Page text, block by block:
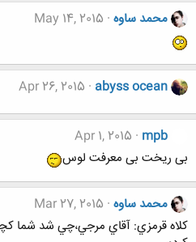
محمد ساوه May 14, 2015
abyss ocean
Apr 26, 2015
mpb
Apr 1, 2015
بی ریخت بی معرفت لوس
محمد ساوه Mar 27, 2015
کلاه قرمزي: آقاي مرجي،چي شد شما